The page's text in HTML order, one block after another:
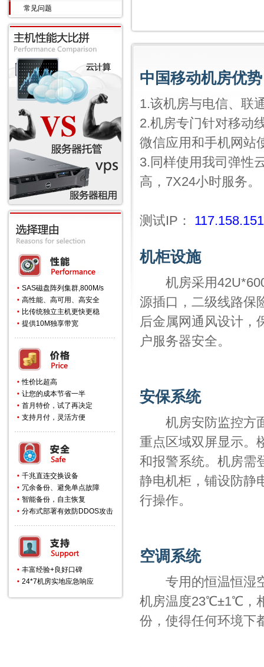
常见问题
SAS磁盘阵列集群,800M/s
高性能、高可用、高安全
比传统独立主机更快更稳
提供10M独享带宽
性价比超高
让您的成本节省一半
首月特价，试了再决定
支持月付，灵活方便
千兆直连交换设备
冗余备份、避免单点故障
智能备份，自主恢复
分布式部署有效防DDOS攻击
丰富经验+良好口碑
24*7机房实地应急响应
中国移动机房优势
1.该机房与电信、联
2.机房专门针对移动
微信应用和手机网站
3.同样使用我司弹性
高，7X24小时服务。
测试IP：
机柜设施
机房采用
源插口，二级线路保
后金属网通风设计，
户服务器安全。
安保系统
机房安防监控方面
重点区域双屏显示。
和报警系统。机房需
静电机柜，铺设防静
行操作。
空调系统
专用的恒温恒湿空
机房温度23℃±1℃，
份，使得任何环境下